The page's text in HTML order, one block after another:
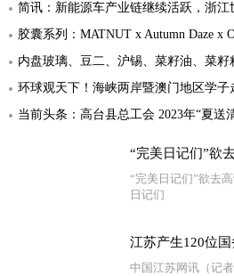
简讯：新能源车产业链继续活跃，浙江
胶囊系列：MATNUT x Autumn Daze x
内盘玻璃、豆二、沪锡、菜籽油、菜籽粕、红枣、
环球观天下！海峡两岸暨澳门地区学
当前头条：高台县总工会 2023年“夏送
“完美日记们”欲
“完美日记们”欲去
日记们
中国江苏网讯（记